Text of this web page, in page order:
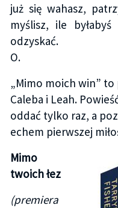
już się wahasz,
myślisz, ile
odzyskać.
O.
„Mimo moich win”
Caleba i Leah.
oddać tylko raz, a
echem pierwszej
Mimo
twoich łez
(premiera